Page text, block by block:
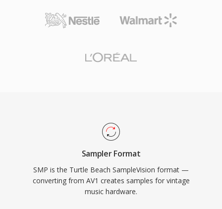
Sampler Format
SMP is the Turtle Beach SampleVision format —
converting from AV1 creates samples for vintage
music hardware.